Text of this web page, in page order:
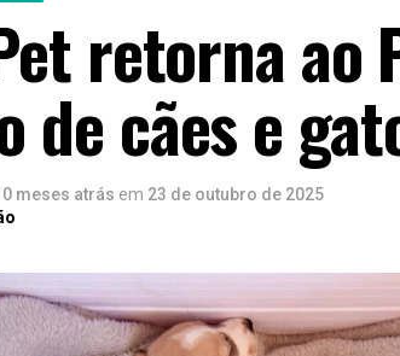
retorna
de cães e
meses atrás em 23 de outubro de 2025